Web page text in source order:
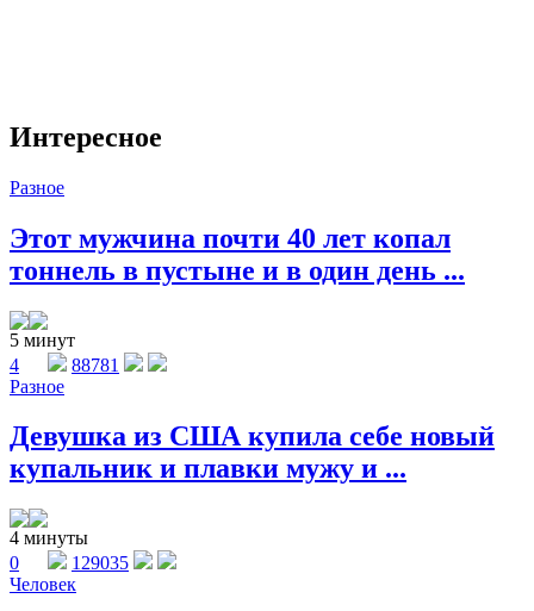
Интересное
Разное
Этот мужчина почти 40 лет копал
тоннель в пустыне и в один день ...
5 минут
4
88781
Разное
Девушка из США купила себе новый
купальник и плавки мужу и ...
4 минуты
0
129035
Человек